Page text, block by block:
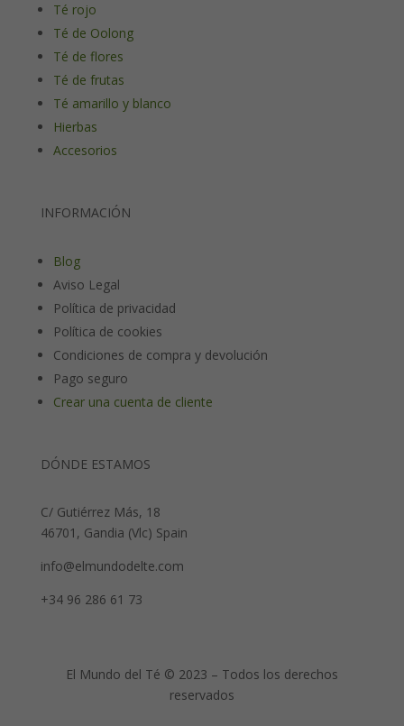
Té rojo
Té de Oolong
Té de flores
Té de frutas
Té amarillo y blanco
Hierbas
Accesorios
INFORMACIÓN
Blog
Aviso Legal
Política de privacidad
Política de cookies
Condiciones de compra y devolución
Pago seguro
Crear una cuenta de cliente
DÓNDE ESTAMOS
C/ Gutiérrez Más, 18
46701, Gandia (Vlc) Spain
info@elmundodelte.com
+34 96 286 61 73
El Mundo del Té © 2023 – Todos los derechos
reservados